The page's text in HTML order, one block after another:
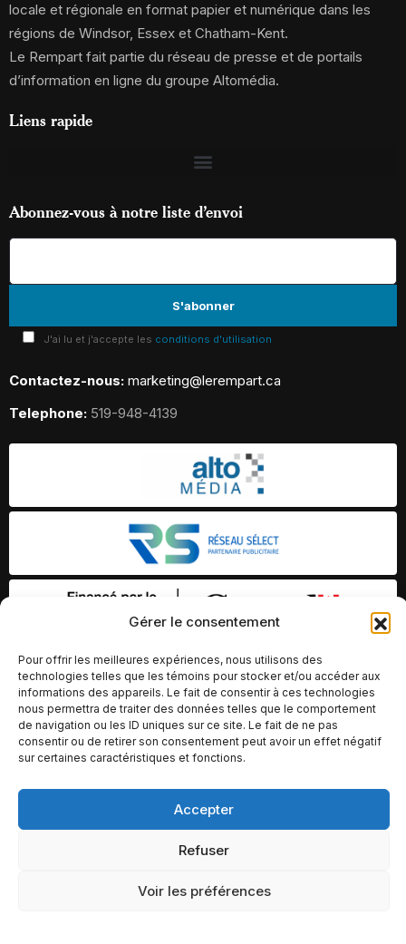
Gérer le consentement
Pour offrir les meilleures expériences, nous utilisons des
technologies telles que les témoins pour stocker et/ou accéder aux
informations des appareils. Le fait de consentir à ces technologies
nous permettra de traiter des données telles que le comportement
de navigation ou les ID uniques sur ce site. Le fait de ne pas
consentir ou de retirer son consentement peut avoir un effet négatif
sur certaines caractéristiques et fonctions.
Accepter
Refuser
Voir les préférences
locale et régionale en format papier et numérique dans les
régions de Windsor, Essex et Chatham-Kent.
Le Rempart fait partie du réseau de presse et de portails
d’information en ligne du groupe Altomédia.
Liens rapide
Abonnez-vous à notre liste d’envoi
J'ai lu et j'accepte les conditions d'utilisation
Contactez-nous: marketing@lerempart.ca
Telephone: 519-948-4139
© Copyright 2026 – Altomédia Inc |
Ce site internet a été conçu et développé par Chameleon Ideas